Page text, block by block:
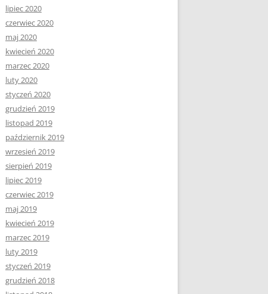
lipiec 2020
czerwiec 2020
maj 2020
kwiecień 2020
marzec 2020
luty 2020
styczeń 2020
grudzień 2019
listopad 2019
październik 2019
wrzesień 2019
sierpień 2019
lipiec 2019
czerwiec 2019
maj 2019
kwiecień 2019
marzec 2019
luty 2019
styczeń 2019
grudzień 2018